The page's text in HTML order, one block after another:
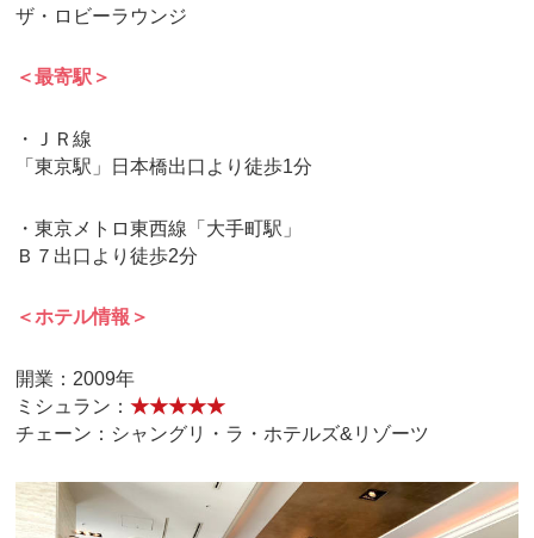
ザ・ロビーラウンジ
＜最寄駅＞
・ＪＲ線
「東京駅」日本橋出口より徒歩1分
・東京メトロ東西線「大手町駅」
Ｂ７出口より徒歩2分
＜ホテル情報＞
開業：2009年
ミシュラン：★★★★★
チェーン：シャングリ・ラ・ホテルズ&リゾーツ